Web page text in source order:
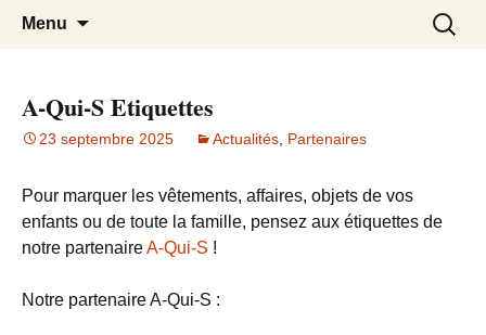
APE du Rouret
Association des parents d'élèves des
écoles maternelle et élémentaire du
Menu
A-Qui-S Etiquettes
23 septembre 2025 Actualités Partenaires
Pour marquer les vêtements, affaires, objets de vos
enfants ou de toute la famille, pensez aux étiquettes de
notre partenaireA-Qui-S !
Notre partenaire A-Qui-S :